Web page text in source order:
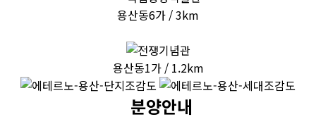
용산동6가 / 3km
용산동1가 / 1.2km
분양안내